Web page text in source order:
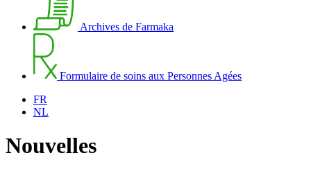
Archives de Farmaka
Formulaire de soins aux Personnes Agées
FR
NL
Nouvelles